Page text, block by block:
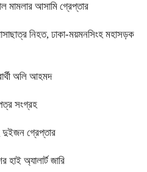
মামলার আসামি গ্রেপ্তার
নিহত, ঢাকা-ময়মনসিংহ মহাসড়ক
অলি আহমদ
সংগ্রহ
দুইজন গ্রেপ্তার
হাই অ্যালার্ট জারি